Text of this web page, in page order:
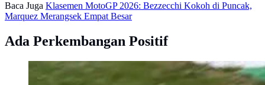
Baca Juga Klasemen MotoGP 2026: Bezzecchi Kokoh di Puncak,
Marquez Merangsek Empat Besar
Ada Perkembangan Positif